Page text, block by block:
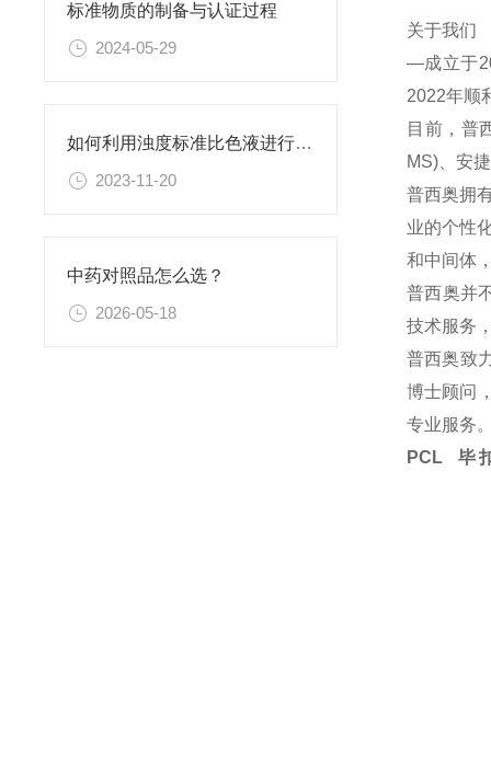
标准物质的制备与认证过程
2024-05-29
如何利用浊度标准比色液进行水体生态系统的研究？
2023-11-20
中药对照品怎么选？
2026-05-18
关于我们
—成立于
2022年顺
目前，普
MS)、安
普西奥拥
业的个性
和中间体
普西奥并
技术服务
普西奥致
博士顾问
专业服务
PCL 毕